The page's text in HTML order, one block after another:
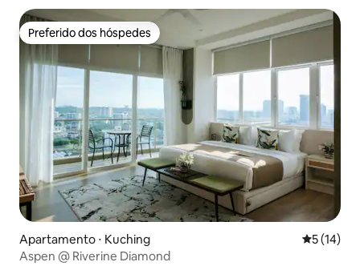
Preferido dos hóspedes
Preferido dos hóspedes
Apartamento ⋅ Kuching 5 de uma
5 (14)
Aspen @ Riverine Diamond